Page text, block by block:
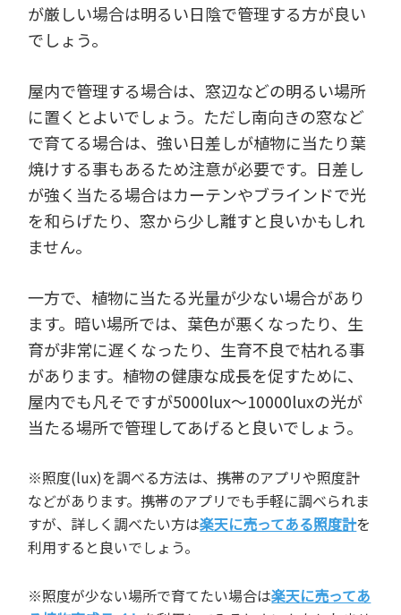
が厳しい場合は明るい日陰で管理する方が良い
でしょう。
屋内で管理する場合は、窓辺などの明るい場所
に置くとよいでしょう。ただし南向きの窓など
で育てる場合は、強い日差しが植物に当たり葉
焼けする事もあるため注意が必要です。日差し
が強く当たる場合はカーテンやブラインドで光
を和らげたり、窓から少し離すと良いかもしれ
ません。
一方で、植物に当たる光量が少ない場合があり
ます。暗い場所では、葉色が悪くなったり、生
育が非常に遅くなったり、生育不良で枯れる事
があります。植物の健康な成長を促すために、
屋内でも凡そですが5000lux～10000luxの光が
当たる場所で管理してあげると良いでしょう。
※照度(lux)を調べる方法は、携帯のアプリや照度計
などがあります。携帯のアプリでも手軽に調べられま
すが、詳しく調べたい方は楽天に売ってある照度計を
利用すると良いでしょう。
※照度が少ない場所で育てたい場合は楽天に売ってあ